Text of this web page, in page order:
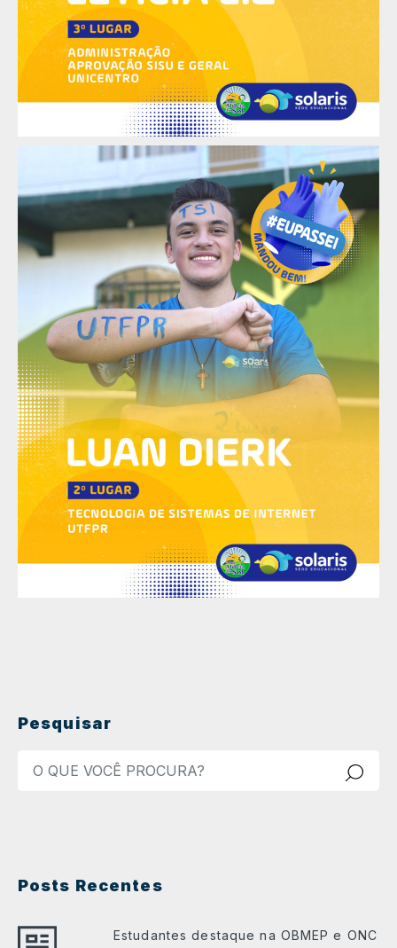
Pesquisar
Posts Recentes
Estudantes destaque na OBMEP e ONC